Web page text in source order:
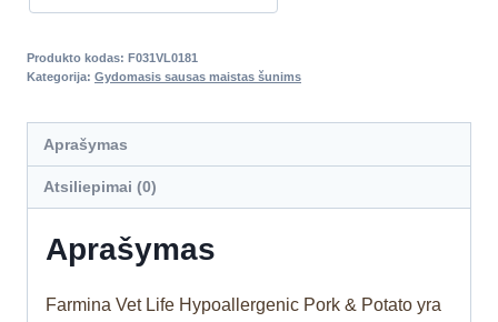
Produkto kodas: F031VL0181
Kategorija: Gydomasis sausas maistas šunims
Aprašymas
Atsiliepimai (0)
Aprašymas
Farmina Vet Life Hypoallergenic Pork & Potato yra